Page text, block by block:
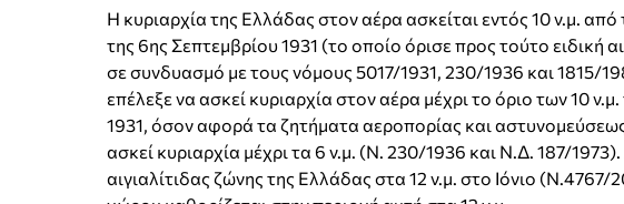
Η κυριαρχία της Ελλάδας στον αέρα ασκείται εντός 10 ν.μ.
της 6ης Σεπτεμβρίου 1931 (το οποίο όρισε προς τούτο ειδική
σε συνδυασμό με τους νόμους 5017/1931, 230/1936 και 1815/
επέλεξε να ασκεί κυριαρχία στον αέρα μέχρι το όριο των 10
1931, όσον αφορά τα ζητήματα αεροπορίας και
ασκεί κυριαρχία μέχρι τα 6 ν.μ. (Ν. 230/1936 και Ν.Δ. 187/
αιγιαλίτιδας ζώνης της Ελλάδας στα 12 ν.μ. στο Ιόνιο (Ν.4767/